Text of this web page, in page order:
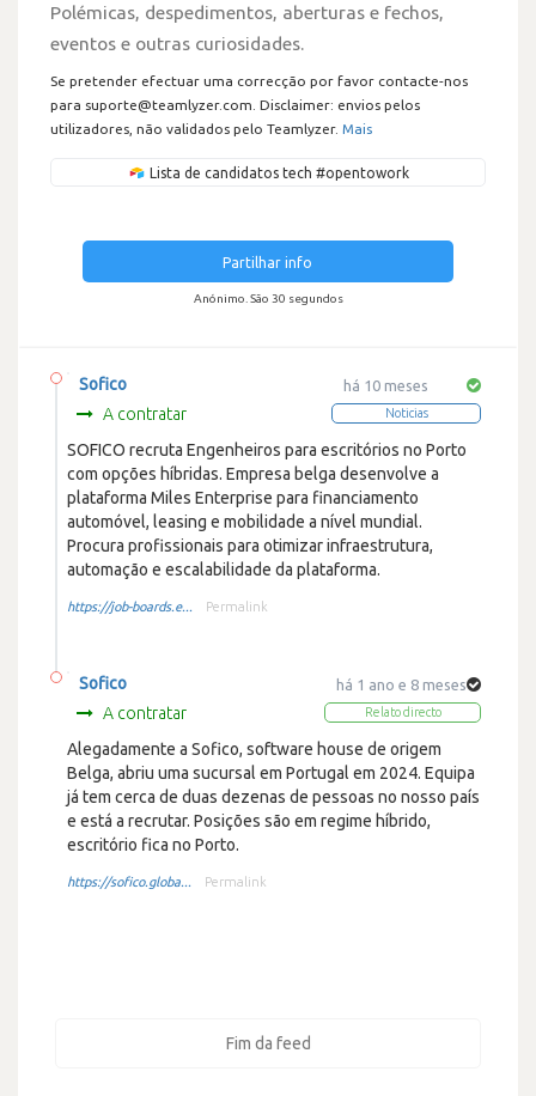
Polémicas, despedimentos, aberturas e fechos,
eventos e outras curiosidades.
Se pretender efectuar uma correcção por favor contacte-nos
para suporte@teamlyzer.com. Disclaimer: envios pelos
utilizadores, não validados pelo Teamlyzer. Mais
Lista de candidatos tech #opentowork
Partilhar info
Anónimo. São 30 segundos
há 10 meses
Noticias
Sofico
A contratar
SOFICO recruta Engenheiros para escritórios no Porto
com opções híbridas. Empresa belga desenvolve a
plataforma Miles Enterprise para financiamento
automóvel, leasing e mobilidade a nível mundial.
Procura profissionais para otimizar infraestrutura,
automação e escalabilidade da plataforma.
https://job-boards.e... Permalink
há 1 ano e 8 meses
Relato directo
Sofico
A contratar
Alegadamente a Sofico, software house de origem
Belga, abriu uma sucursal em Portugal em 2024. Equipa
já tem cerca de duas dezenas de pessoas no nosso país
e está a recrutar. Posições são em regime híbrido,
escritório fica no Porto.
https://sofico.globa... Permalink
Fim da feed